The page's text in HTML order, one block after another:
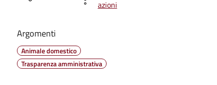
azioni
Argomenti
Animale domestico
Trasparenza amministrativa